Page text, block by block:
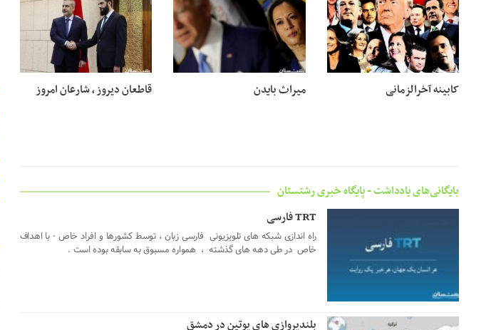
کابینه آخرالزمانی میراث بایدن قاطعان دیروز ، شارعان امروز
بایگانی‌های یادداشت - پایگاه خبری رشتستان
TRT فارسی
راه اندازی شبکه های تلویزیونی فارسی زبان ، توسط کشورها و افراد خاص - با اهداف
خاص در طی دهه های گذشته ، همواره مسبوق به سابقه بوده است .
بلندپروازی های پوتین در دمشق